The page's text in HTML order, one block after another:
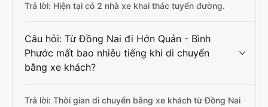
Trả lời: Hiện tại có 2 nhà xe khai thác tuyến đường.
Câu hỏi: Từ Đồng Nai đi Hớn Quản - Bình
Phước mất bao nhiêu tiếng khi di chuyển
bằng xe khách?
Trả lời: Thời gian di chuyển bằng xe khách từ Đồng Nai